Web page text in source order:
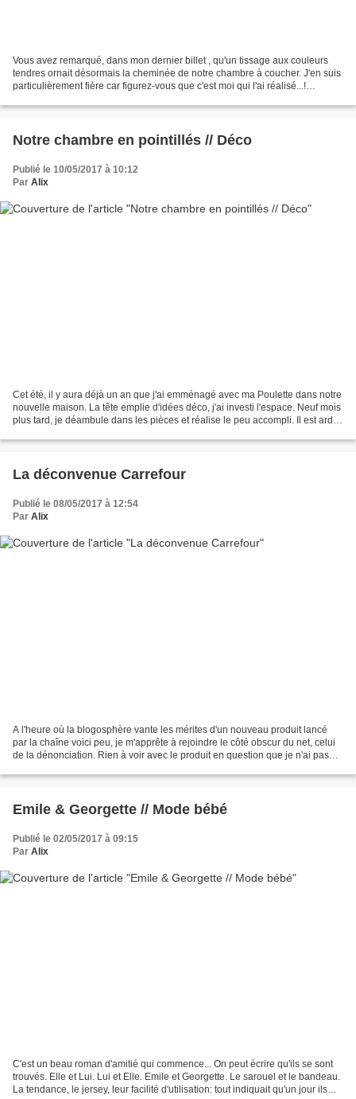
Vous avez remarqué, dans mon dernier billet , qu'un tissage aux couleurs
tendres ornait désormais la cheminée de notre chambre à coucher. J'en suis
particulièrement fière car figurez-vous que c'est moi qui l'ai réalisé...!
Notre chambre en pointillés // Déco
Publié le 10/05/2017 à 10:12
Par Alix
Cet été, il y aura déjà un an que j'ai emménagé avec ma Poulette dans notre
nouvelle maison. La tête emplie d'idées déco, j'ai investi l'espace. Neuf mois
plus tard, je déambule dans les pièces et réalise le peu accompli. Il est ardu
La déconvenue Carrefour
Publié le 08/05/2017 à 12:54
Par Alix
A l'heure où la blogosphère vante les mérites d'un nouveau produit lancé
par la chaîne voici peu, je m'apprête à rejoindre le côté obscur du net, celui
de la dénonciation. Rien à voir avec le produit en question que je n'ai pas
Emile & Georgette // Mode bébé
Publié le 02/05/2017 à 09:15
Par Alix
C'est un beau roman d'amitié qui commence... On peut écrire qu'ils se sont
trouvés. Elle et Lui. Lui et Elle. Emile et Georgette. Le sarouel et le bandeau.
La tendance, le jersey, leur facilité d'utilisation: tout indiquait qu'un jour ils